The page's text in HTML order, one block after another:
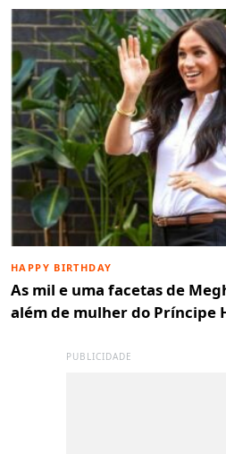
HAPPY BIRTHDAY
As mil e uma facetas de
além de mulher do Príncipe
PUBLICIDADE